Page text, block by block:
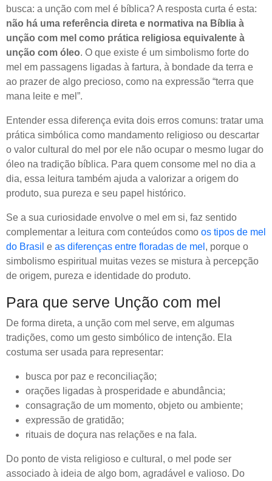
busca: a unção com mel é bíblica? A resposta curta é esta:
não há uma referência direta e normativa na Bíblia à
unção com mel como prática religiosa equivalente à
unção com óleo. O que existe é um simbolismo forte do
mel em passagens ligadas à fartura, à bondade da terra e
ao prazer de algo precioso, como na expressão “terra que
mana leite e mel”.
Entender essa diferença evita dois erros comuns: tratar uma
prática simbólica como mandamento religioso ou descartar
o valor cultural do mel por ele não ocupar o mesmo lugar do
óleo na tradição bíblica. Para quem consome mel no dia a
dia, essa leitura também ajuda a valorizar a origem do
produto, sua pureza e seu papel histórico.
Se a sua curiosidade envolve o mel em si, faz sentido
complementar a leitura com conteúdos como os tipos de mel
do Brasil e as diferenças entre floradas de mel , porque o
simbolismo espiritual muitas vezes se mistura à percepção
de origem, pureza e identidade do produto.
Para que serve Unção com mel
De forma direta, a unção com mel serve, em algumas
tradições, como um gesto simbólico de intenção. Ela
costuma ser usada para representar:
busca por paz e reconciliação;
orações ligadas à prosperidade e abundância;
consagração de um momento, objeto ou ambiente;
expressão de gratidão;
rituais de doçura nas relações e na fala.
Do ponto de vista religioso e cultural, o mel pode ser
associado à ideia de algo bom, agradável e valioso. Do